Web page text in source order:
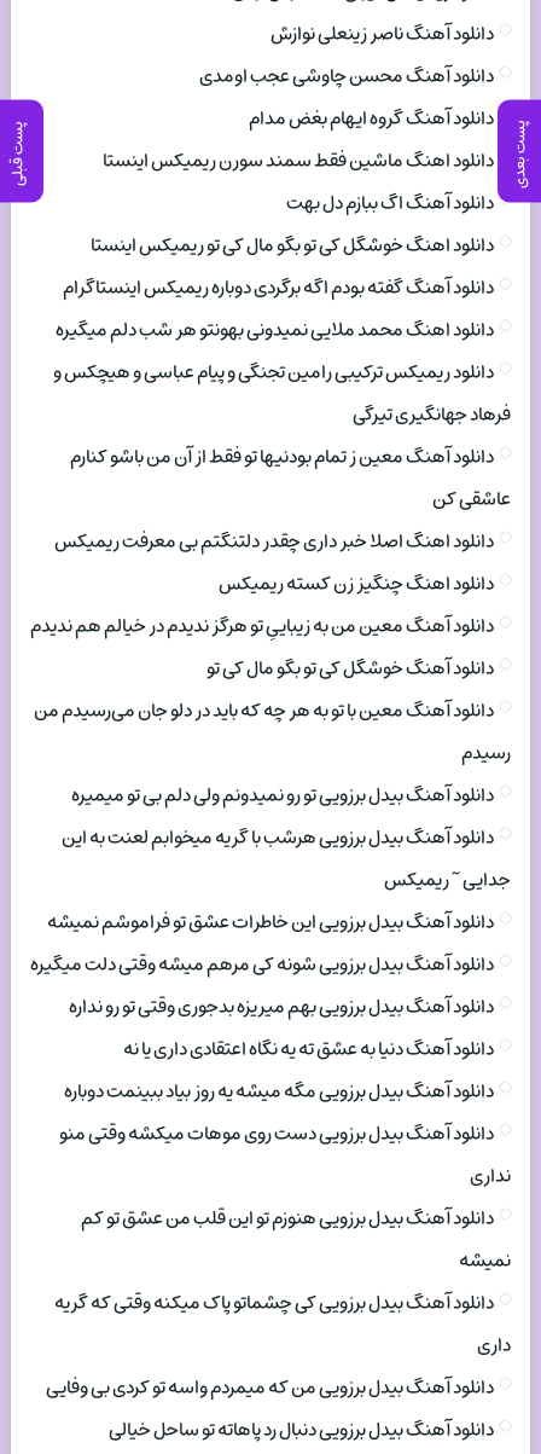
پست بعدی پست قبلی
دانلود آهنگ ناصر زینعلی نوازش
دانلود آهنگ محسن چاوشی عجب اومدی
دانلود آهنگ گروه ایهام بغض مدام
دانلود اهنگ ماشین فقط سمند سورن ریمیکس اینستا
دانلود آهنگ اگ ببازم دل بهت
دانلود اهنگ خوشگل کی تو بگو مال کی تو ریمیکس اینستا
دانلود آهنگ گفته بودم اگه برگردی دوباره ریمیکس اینستاگرام
دانلود اهنگ محمد ملایی نمیدونی بهونتو هر شب دلم میگیره
دانلود ریمیکس ترکیبی رامین تجنگی و پیام عباسی و هیچکس و
فرهاد جهانگیری تیرگی
دانلود آهنگ معین ز تمام بودنیها تو فقط از آن من باشو کنارم
عاشقی کن
دانلود اهنگ اصلا خبر داری چقدر دلتنگتم بی معرفت ریمیکس
دانلود اهنگ چنگیز زن کسته ریمیکس
دانلود آهنگ معین من به زیباییِ تو هرگز ندیدم در خیالم هم ندیدم
دانلود آهنگ خوشگل کی تو بگو مال کی تو
دانلود آهنگ معین با تو به هر چه که باید در دلو جان می‌رسیدم من
رسیدم
دانلود آهنگ بیدل برزویی تو رو نمیدونم ولی دلم بی تو میمیره
دانلود آهنگ بیدل برزویی هرشب با گریه میخوابم لعنت به این
جدایی ~ ریمیکس
دانلود آهنگ بیدل برزویی این خاطرات عشق تو فراموشم نمیشه
دانلود آهنگ بیدل برزویی شونه کی مرهم میشه وقتی دلت میگیره
دانلود آهنگ بیدل برزویی بهم میریزه بدجوری وقتی تو رو نداره
دانلود آهنگ دنیا به عشق ته یه نگاه اعتقادی داری یا نه
دانلود آهنگ بیدل برزویی مگه میشه یه روز بیاد ببینمت دوباره
دانلود آهنگ بیدل برزویی دست روی موهات میکشه وقتی منو
نداری
دانلود آهنگ بیدل برزویی هنوزم تو این قلب من عشق تو کم
نمیشه
دانلود آهنگ بیدل برزویی کی چشماتو پاک میکنه وقتی که گریه
داری
دانلود آهنگ بیدل برزویی من که میمردم واسه تو کردی بی وفایی
دانلود آهنگ بیدل برزویی دنبال رد پاهاته تو ساحل خیالی